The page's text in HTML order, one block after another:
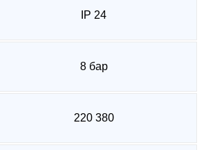
IP 24
8 бар
220 380